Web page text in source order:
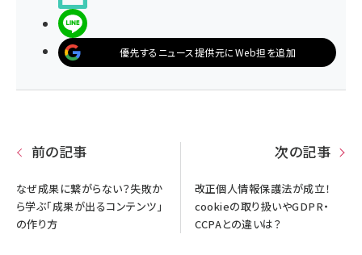
優先するニュース提供元にWeb担を追加
前の記事
なぜ成果に繋がらない？失敗か
ら学ぶ「成果が出るコンテンツ」
の作り方
次の記事
改正個人情報保護法が成立！
cookieの取り扱いやGDPR・
CCPAとの違いは？